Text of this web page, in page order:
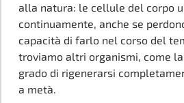
alla natura: le cellule del corpo
continuamente, anche se
capacità di farlo nel corso del
troviamo altri organismi, come
grado di rigenerarsi
a metà.